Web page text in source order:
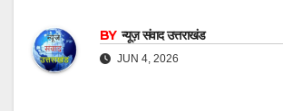
BY न्यूज़ संवाद उत्तराखंड
JUN 4, 2026